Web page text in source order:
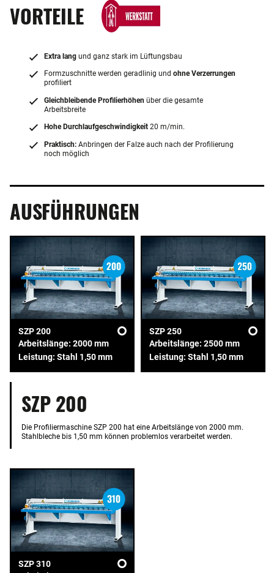
VORTEILE
Extra lang und ganz stark im Lüftungsbau
Formzuschnitte werden geradlinig und ohne Verzerrungen
profiliert
Gleichbleibende Profilierhöhen über die gesamte
Arbeitsbreite
Hohe Durchlaufgeschwindigkeit 20 m/min.
Praktisch: Anbringen der Falze auch nach der Profilierung
noch möglich
AUSFÜHRUNGEN
SZP 200
Arbeitslänge: 2000 mm
Leistung: Stahl 1,50 mm
SZP 250
Arbeitslänge: 2500 mm
Leistung: Stahl 1,50 mm
SZP 200
Die Profiliermaschine SZP 200 hat eine Arbeitslänge von 2000 mm.
Stahlbleche bis 1,50 mm können problemlos verarbeitet werden.
SZP 310